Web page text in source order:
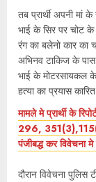
तब प्रार्थी अपनी मां
भाई के सिर पर चोट के
रंग का बलेनो कार का
अभिनव टाकिज के
भाई के मोटरसायकल के
हत्या का प्रयास
मामले मे प्रार्थी के
296,
पंजीबद्ध कर विवेचना मे
दौरान विवेचना पुलिस